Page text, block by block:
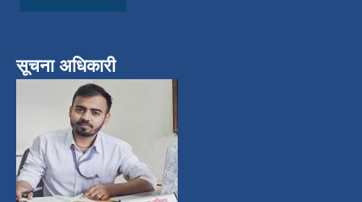
सूचना अधिकारी